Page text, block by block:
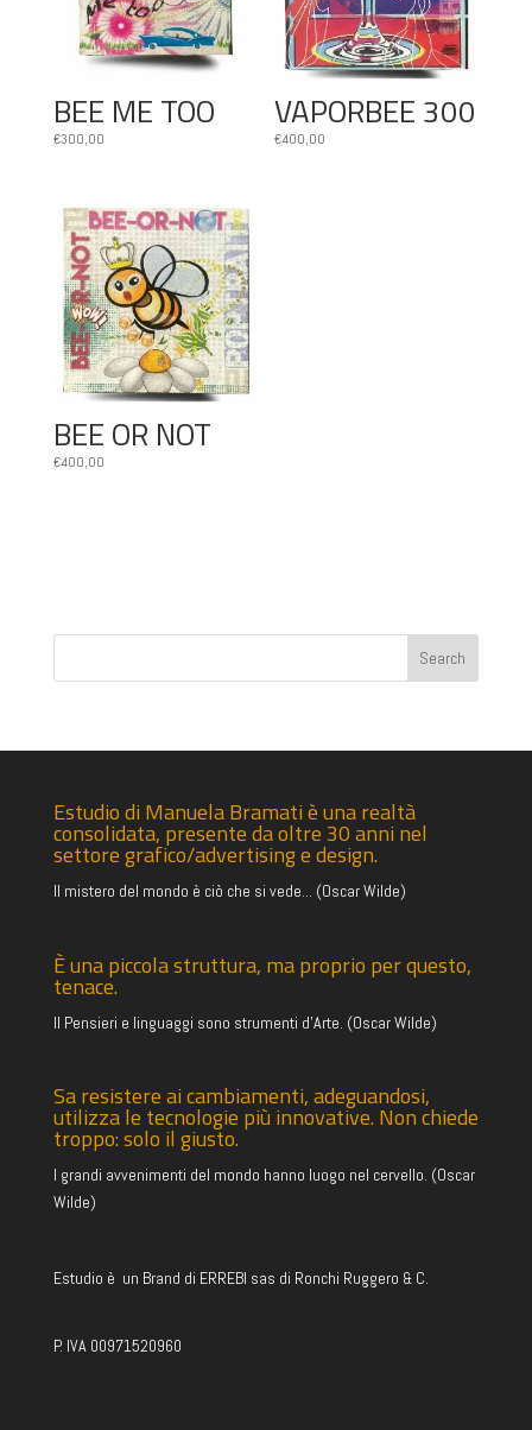
BEE ME TOO
€300,00
VAPORBEE 300
€400,00
BEE OR NOT
€400,00
Estudio di Manuela Bramati è una realtà
consolidata, presente da oltre 30 anni nel
settore grafico/advertising e design.
Il mistero del mondo è ciò che si vede... (Oscar Wilde)
È una piccola struttura, ma proprio per questo,
tenace.
Il Pensieri e linguaggi sono strumenti d’Arte. (Oscar Wilde)
Sa resistere ai cambiamenti, adeguandosi,
utilizza le tecnologie più innovative. Non chiede
troppo: solo il giusto.
I grandi avvenimenti del mondo hanno luogo nel cervello. (Oscar
Wilde)
Estudio è un Brand di ERREBI sas di Ronchi Ruggero & C.
P. IVA 00971520960